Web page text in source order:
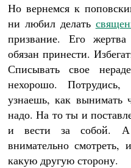
Но вернемся к
ни любил делать
призвание. Его
обязан принести.
Списывать свое
нехорошо.
узнаешь, как
надо. На то ты и
и вести за собой.
внимательно
какую другую сторону.